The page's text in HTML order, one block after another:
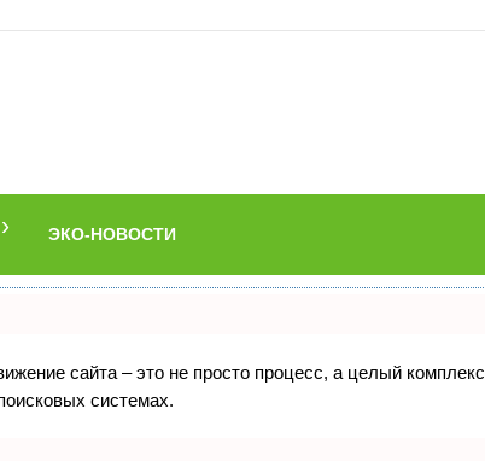
ЭКО-НОВОСТИ
сайта – это не просто процесс, а целый комплекс
системах.